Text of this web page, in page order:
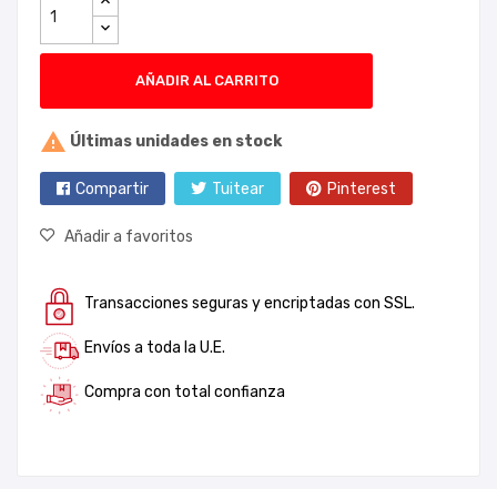
AÑADIR AL CARRITO
 Últimas unidades en stock
Compartir Tuitear Pinterest
Añadir a favoritos
Transacciones seguras y encriptadas con SSL.
Envíos a toda la U.E.
Compra con total confianza